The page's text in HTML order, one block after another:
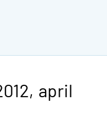
april